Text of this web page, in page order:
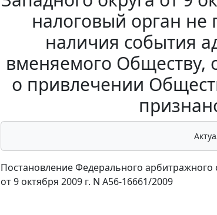
налоговый орган не
наличия события
вменяемого Обществу,
о привлечении
Постановление Федерального арбитражного
от 9 октября 2009 г. N А56-16661/2009